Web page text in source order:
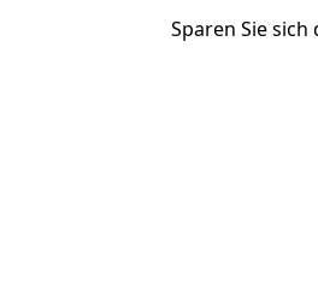
Sparen Sie